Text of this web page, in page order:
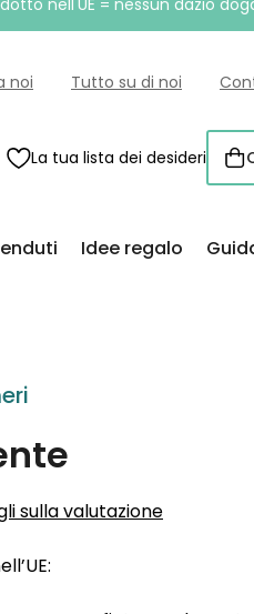
nell'UE = nessun dazio
noi Tutto su di noi
La tua lista dei desideri
Idee regalo
sulla valutazione